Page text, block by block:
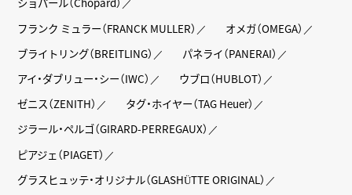
フランク ミュラー（FRANCK MULLER）
オメガ（OMEGA）
ブライトリング（BREITLING）
パネライ（PANERAI）
アイ・ダブリュー・シー（IWC）
ウブロ（HUBLOT）
ゼニス（ZENITH）
タグ・ホイヤー（TAG Heuer）
ジラール・ペルゴ（GIRARD-PERREGAUX）
ピアジェ（PIAGET）
グラスヒュッテ・オリジナル（GLASHÜTTE ORIGINAL）